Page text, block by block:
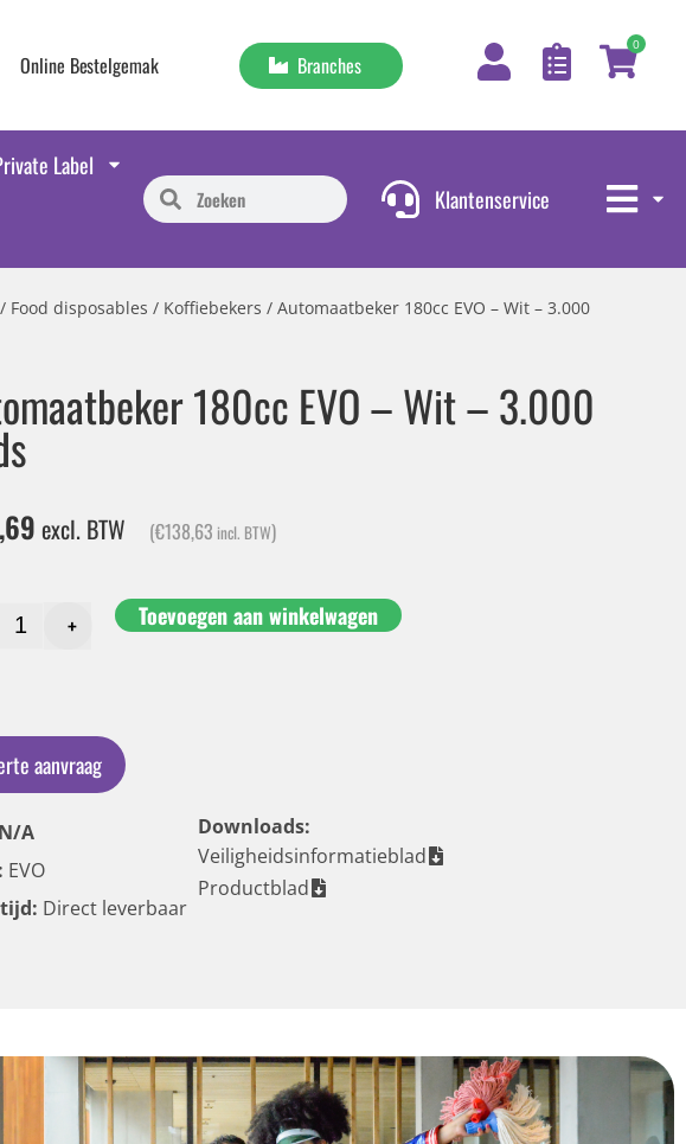
Online Bestelgemak Branches
0
Label
Klantenservice
/ Food disposables / Koffiebekers / Automaatbeker 180cc EVO – Wit – 3.000
180cc EVO – Wit – 3.000
excl. BTW (€138,63 incl. BTW)
+ Toevoegen aan winkelwagen
aanvraag
A
EVO
Direct leverbaar
Downloads:
Veiligheidsinformatieblad
Productblad